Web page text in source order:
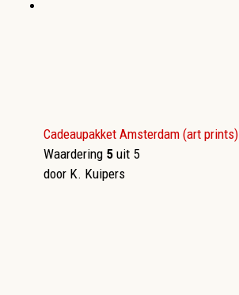
Cadeaupakket Amsterdam (art prints)
Waardering 5 uit 5
door K. Kuipers